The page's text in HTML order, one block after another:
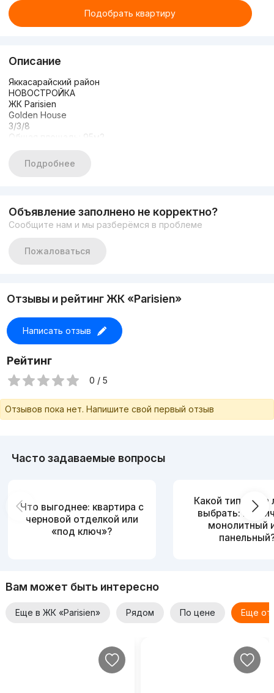
Подобрать квартиру
Описание
Яккасарайский район
НОВОСТРОЙКА
ЖК Parisien
Golden House
3/3/8
Общая площадь: 95м2
Цена - 220.000$
+99898 0007700 Шухрат
Подробнее
Объявление заполнено не корректно?
Сообщите нам и мы разберёмся в проблеме
Пожаловаться
Отзывы и рейтинг ЖК «Parisien»
Написать отзыв
Рейтинг
0 / 5
Отзывов пока нет. Напишите свой первый отзыв
Часто задаваемые вопросы
Что выгоднее: квартира с
черновой отделкой или
«под ключ»?
Какой тип дома
выбрать:
монолитный
Вам может быть интересно
Еще в ЖК «Parisien» Рядом По цене Еще от